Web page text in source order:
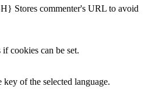
Stores commenter's URL to avoid
if cookies can be set.
key of the selected language.